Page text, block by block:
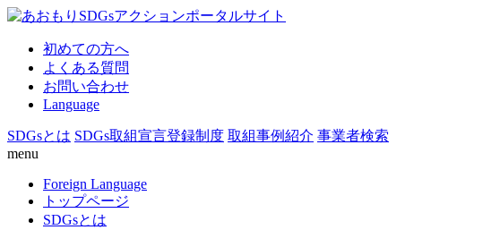
初めての方へ
よくある質問
お問い合わせ
Language
SDGsとは SDGs取組宣言登録制度 取組事例紹介 事業者検索
menu
Foreign Language
トップページ
SDGsとは